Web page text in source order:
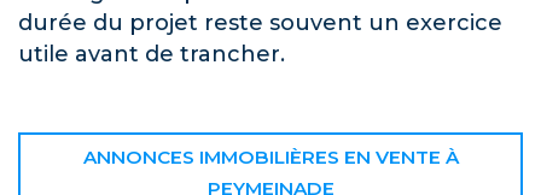
durée du projet reste souvent un exercice
utile avant de trancher.
ANNONCES IMMOBILIÈRES EN VENTE À
PEYMEINADE